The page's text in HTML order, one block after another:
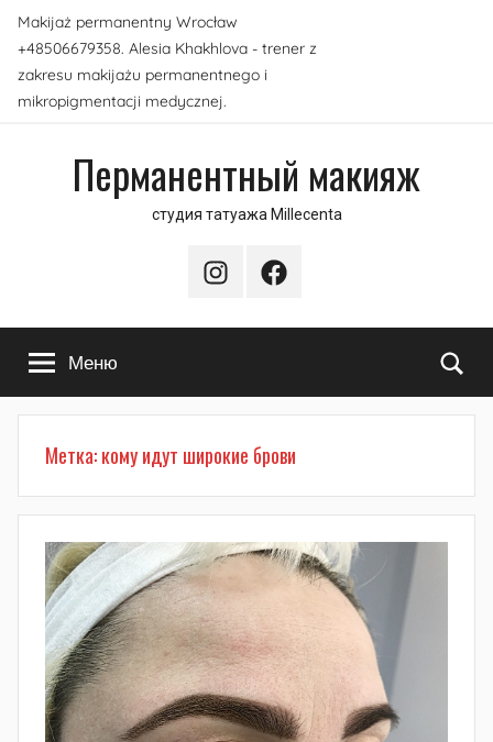
Перейти
содержимому
Makijaż permanentny Wrocław
+48506679358. Alesia Khakhlova - trener z
zakresu makijażu permanentnego i
mikropigmentacji medycznej.
Перманентный макияж
студия татуажа Millecenta
InstagramFacebook
Меню
Метка:кому идут широкие брови